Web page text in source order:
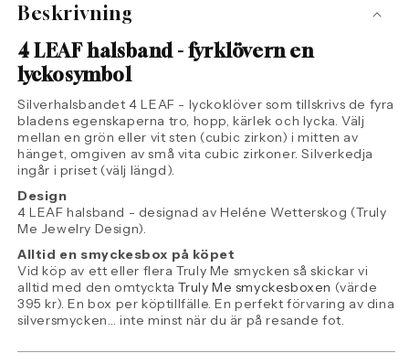
Beskrivning
4 LEAF halsband - fyrklövern en
lyckosymbol
Silverhalsbandet 4 LEAF - lyckoklöver som tillskrivs de fyra
bladens egenskaperna tro, hopp, kärlek och lycka. Välj
mellan en grön eller vit sten (cubic zirkon) i mitten av
hänget, omgiven av små vita cubic zirkoner. Silverkedja
ingår i priset (välj längd).
Design
4 LEAF halsband - designad av Heléne Wetterskog (Truly
Me Jewelry Design).
Alltid en smyckesbox på köpet
Vid köp av ett eller flera Truly Me smycken så skickar vi
alltid med den omtycktaTruly Me smyckesboxen (värde
395 kr). En box per köptillfälle. En perfekt förvaring av dina
silversmycken… inte minst när du är på resande fot.